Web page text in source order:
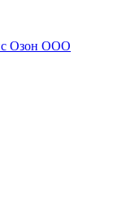
Озон ООО